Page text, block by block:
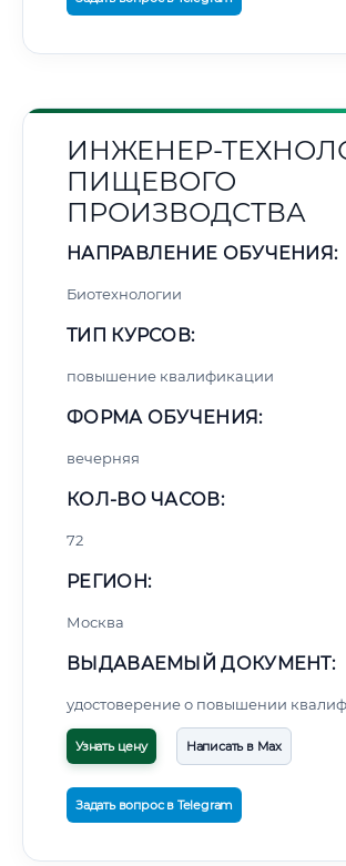
ИНЖЕНЕР-
ПИЩЕВОГО
ПРОИЗВОДСТВА
НАПРАВЛЕНИЕ ОБУЧЕНИЯ:
Биотехнологии
ТИП КУРСОВ:
повышение квалификации
ФОРМА ОБУЧЕНИЯ:
вечерняя
КОЛ-ВО ЧАСОВ:
72
РЕГИОН:
Москва
ВЫДАВАЕМЫЙ ДОКУМЕНТ:
удостоверение о повышении
Узнать цену Написать в Max
Задать вопрос в Telegram